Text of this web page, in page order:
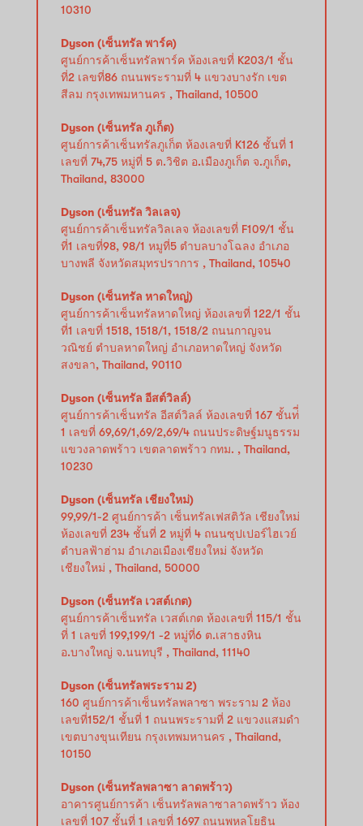
10310
Dyson (เซ็นทรัล พาร์ค)
ศูนย์การค้าเซ็นทรัลพาร์ค ห้องเลขที่ K203/1 ชั้น
ที่2 เลขที่86 ถนนพระรามที่ 4 แขวงบางรัก เขต
สีลม กรุงเทพมหานคร , Thailand, 10500
Dyson (เซ็นทรัล ภูเก็ต)
ศูนย์การค้าเซ็นทรัลภูเก็ต ห้องเลขที่ K126 ชั้นที่ 1
เลขที่ 74,75 หมู่ที่ 5 ต.วิชิต อ.เมืองภูเก็ต จ.ภูเก็ต,
Thailand, 83000
Dyson (เซ็นทรัล วิลเลจ)
ศูนย์การค้าเซ็นทรัลวิลเลจ ห้องเลขที่ F109/1 ชั้น
ที่1 เลขที่98, 98/1 หมูที่5 ตำบลบางโฉลง อำเภอ
บางพลี จังหวัดสมุทรปราการ , Thailand, 10540
Dyson (เซ็นทรัล หาดใหญ่)
ศูนย์การค้าเซ็นทรัลหาดใหญ่ ห้องเลขที่ 122/1 ชั้น
ที่1 เลขที่ 1518, 1518/1, 1518/2 ถนนกาญจน
วณิชย์ ตำบลหาดใหญ่ อำเภอหาดใหญ่ จังหวัด
สงขลา, Thailand, 90110
Dyson (เซ็นทรัล อีสต์วิลล์)
ศูนย์การค้าเซ็นทรัล อีสต์วิลล์ ห้องเลขที่ 167 ชั้นท่ี่
1 เลขที่ 69,69/1,69/2,69/4 ถนนประดิษฐ์มนูธรรม
แขวงลาดพร้าว เขตลาดพร้าว กทม. , Thailand,
10230
Dyson (เซ็นทรัล เชียงใหม่)
99,99/1-2 ศูนย์การค้า เซ็นทรัลเฟสติวัล เชียงใหม่
ห้องเลขที่ 234 ชั้นที่ 2 หมู่ที่ 4 ถนนซุปเปอร์ไฮเวย์
ตำบลฟ้าฮ่าม อำเภอเมืองเชียงใหม่ จังหวัด
เชียงใหม่ , Thailand, 50000
Dyson (เซ็นทรัล เวสต์เกต)
ศูนย์การค้าเซ็นทรัล เวสต์เกต ห้องเลขที่ 115/1 ชั้น
ที่ 1 เลขที่ 199,199/1 -2 หมู่ที่6 ต.เสาธงหิน
อ.บางใหญ่ จ.นนทบุรี , Thailand, 11140
Dyson (เซ็นทรัลพระราม 2)
160 ศูนย์การค้าเซ็นทรัลพลาซา พระราม 2 ห้อง
เลขที่152/1 ชั้นที่ 1 ถนนพระรามที่ 2 แขวงแสมดำ
เขตบางขุนเทียน กรุงเทพมหานคร , Thailand,
10150
Dyson (เซ็นทรัลพลาซา ลาดพร้าว)
อาคารศูนย์การค้า เซ็นทรัลพลาซาลาดพร้าว ห้อง
เลขที่ 107 ชั้นที่ 1 เลขที่ 1697 ถนนพหลโยธิน